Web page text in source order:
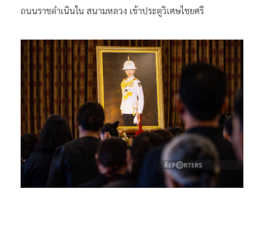
ถนนราชดำเนินใน สนามหลวง เข้าประตูวิเศษไชยศรี